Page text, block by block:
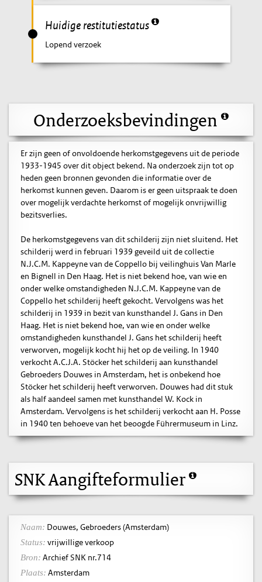
Huidige restitutiestatus
Lopend verzoek
Onderzoeksbevindingen
Er zijn geen of onvoldoende herkomstgegevens uit de periode
1933-1945 over dit object bekend. Na onderzoek zijn tot op
heden geen bronnen gevonden die informatie over de
herkomst kunnen geven. Daarom is er geen uitspraak te doen
over mogelijk verdachte herkomst of mogelijk onvrijwillig
bezitsverlies.
De herkomstgegevens van dit schilderij zijn niet sluitend. Het
schilderij werd in februari 1939 geveild uit de collectie
N.J.C.M. Kappeyne van de Coppello bij veilinghuis Van Marle
en Bignell in Den Haag. Het is niet bekend hoe, van wie en
onder welke omstandigheden N.J.C.M. Kappeyne van de
Coppello het schilderij heeft gekocht. Vervolgens was het
schilderij in 1939 in bezit van kunsthandel J. Gans in Den
Haag. Het is niet bekend hoe, van wie en onder welke
omstandigheden kunsthandel J. Gans het schilderij heeft
verworven, mogelijk kocht hij het op de veiling. In 1940
verkocht A.C.J.A. Stöcker het schilderij aan kunsthandel
Gebroeders Douwes in Amsterdam, het is onbekend hoe
Stöcker het schilderij heeft verworven. Douwes had dit stuk
als half aandeel samen met kunsthandel W. Kock in
Amsterdam. Vervolgens is het schilderij verkocht aan H. Posse
in 1940 ten behoeve van het beoogde Führermuseum in Linz.
SNK Aangifteformulier
Naam: Douwes, Gebroeders (Amsterdam)
Status: vrijwillige verkoop
Bron: Archief SNK nr.714
Plaats: Amsterdam